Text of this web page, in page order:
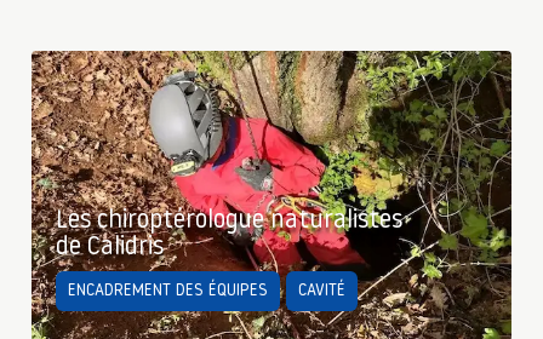
Les chiroptérologue naturalistes
de Calidris
ENCADREMENT DES ÉQUIPES CAVITÉ